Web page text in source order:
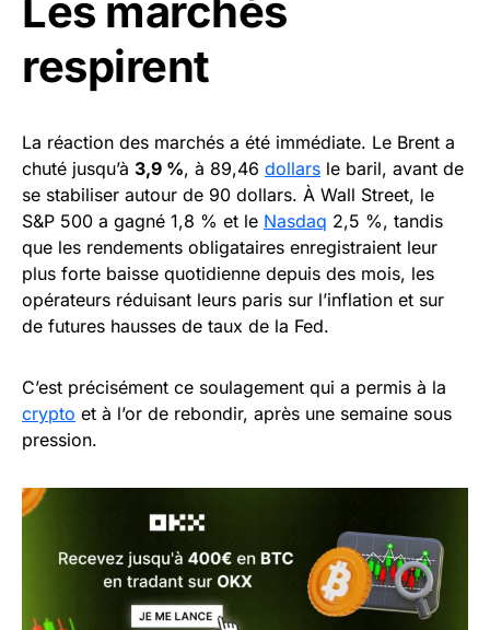
Les marchés
respirent
La réaction des marchés a été immédiate. Le Brent a
chuté jusqu’à 3,9 %, à 89,46 dollars le baril, avant de
se stabiliser autour de 90 dollars. À Wall Street, le
S&P 500 a gagné 1,8 % et le Nasdaq 2,5 %, tandis
que les rendements obligataires enregistraient leur
plus forte baisse quotidienne depuis des mois, les
opérateurs réduisant leurs paris sur l’inflation et sur
de futures hausses de taux de la Fed.
C’est précisément ce soulagement qui a permis à la
crypto et à l’or de rebondir, après une semaine sous
pression.